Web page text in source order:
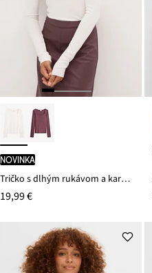
novinka
Tričko s dlhým rukávom a karé výstrihom
19,99 €